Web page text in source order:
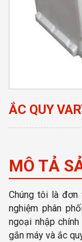
ẮC QUY
MÔ TẢ
Chúng tôi là đơn
nghiệm phân
ngoại nhập
gắn máy và ắc